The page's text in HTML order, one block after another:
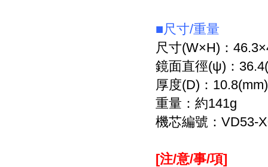
■尺寸/重量
尺寸(W×H) ：46.3
鏡面直徑(ψ) ：36.4
厚度(D) ：10.8(mm)
重量：約141g
機芯編號：VD53-
[注/意/事/項]